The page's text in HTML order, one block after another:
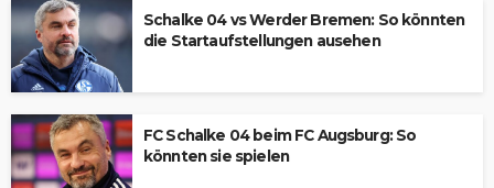
Schalke 04 vs Werder Bremen: So könnten
die Startaufstellungen ausehen
FC Schalke 04 beim FC Augsburg: So
könnten sie spielen